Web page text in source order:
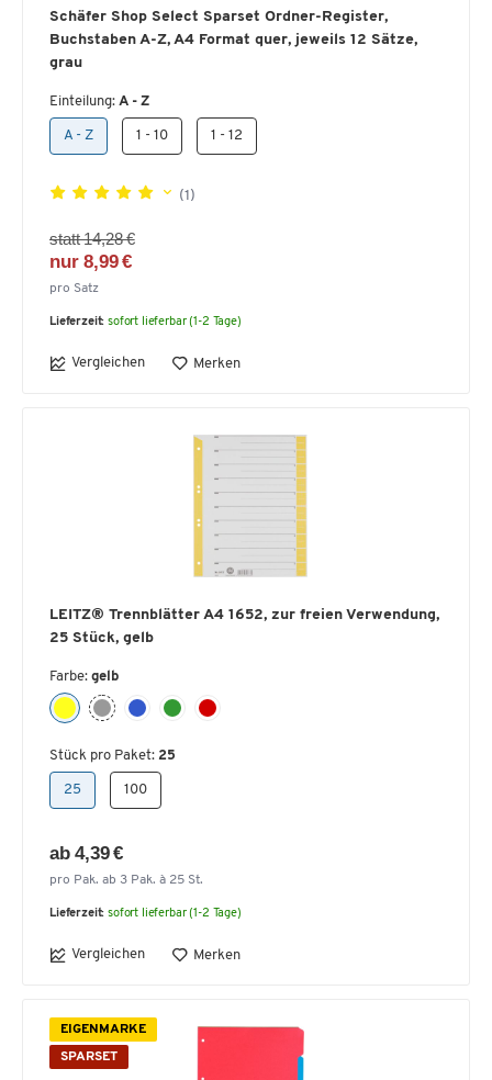
Schäfer Shop Select Sparset Ordner-Register,
Buchstaben A-Z, A4 Format quer, jeweils 12 Sätze,
grau
Einteilung: A - Z
A - Z 1 - 10 1 - 12
(1)
statt 14,28 €
nur 8,99 €
pro Satz
Lieferzeit: sofort lieferbar (1-2 Tage)
Vergleichen Merken
LEITZ® Trennblätter A4 1652, zur freien Verwendung,
25 Stück, gelb
Farbe: gelb
Stück pro Paket: 25
25 100
ab 4,39 €
pro Pak. ab 3 Pak. à 25 St.
Lieferzeit: sofort lieferbar (1-2 Tage)
Vergleichen Merken
EIGENMARKE
SPARSET